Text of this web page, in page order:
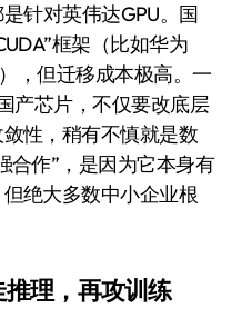
针对英伟达GPU。国
框架（比如华为
，但迁移成本极高。一
产芯片，不仅要改底层
性，稍有不慎就是数
合作”，是因为它本身有
绝大多数中小企业根
理，再攻训练